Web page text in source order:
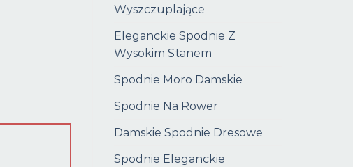
Wyszczuplające
Eleganckie Spodnie Z
Wysokim Stanem
Spodnie Moro Damskie
Spodnie Na Rower
Damskie Spodnie Dresowe
Spodnie Eleganckie